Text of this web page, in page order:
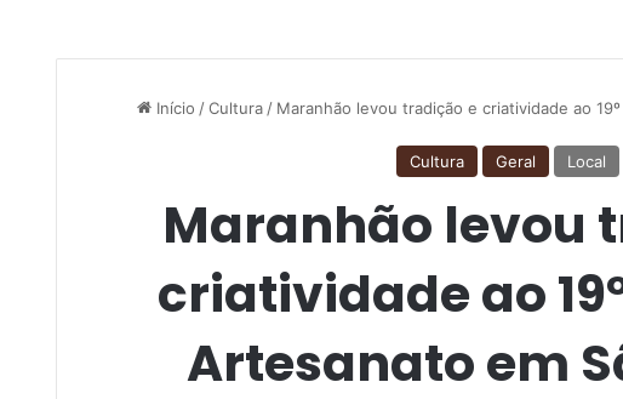
Início / Cultura / Maranhão levou tradição e criatividade ao
Cultura Geral Local
Maranhão levou
criatividade ao
Artesanato em